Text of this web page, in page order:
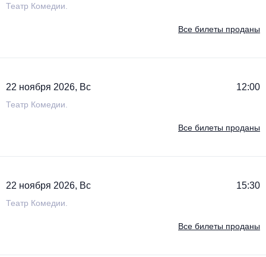
Театр Комедии.
Все билеты проданы
22 ноября 2026, Вс 12:00
Театр Комедии.
Все билеты проданы
22 ноября 2026, Вс 15:30
Театр Комедии.
Все билеты проданы